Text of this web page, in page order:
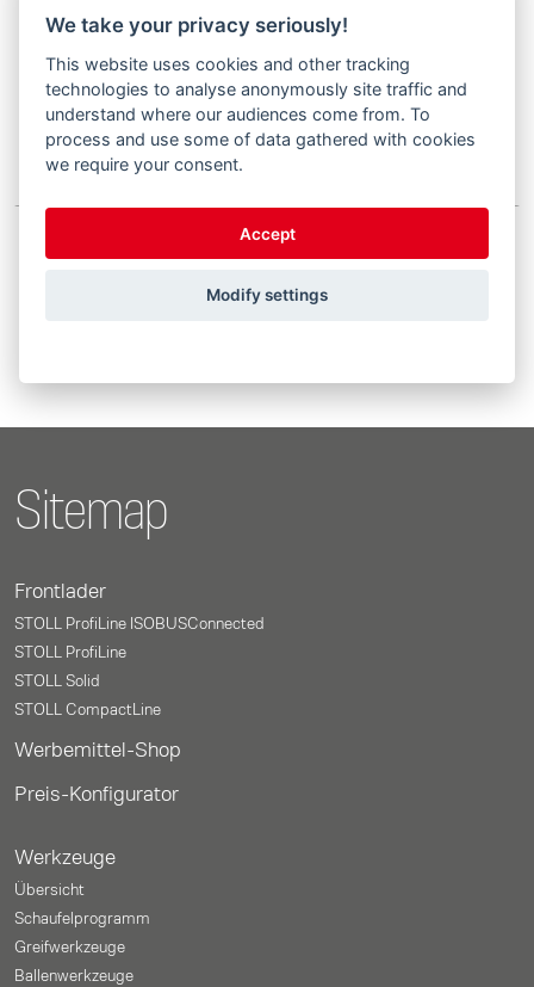
Bracket liftarm reference EN 01-2025.pdf
Sitemap
Frontlader
STOLL ProfiLine ISOBUSConnected
STOLL ProfiLine
STOLL Solid
STOLL CompactLine
Werbemittel-Shop
Preis-Konfigurator
Werkzeuge
Übersicht
Schaufelprogramm
Greifwerkzeuge
Ballenwerkzeuge
We take your privacy seriously!
This website uses cookies and other tracking
technologies to analyse anonymously site traffic and
understand where our audiences come from. To
process and use some of data gathered with cookies
we require your consent.
Accept
Modify settings